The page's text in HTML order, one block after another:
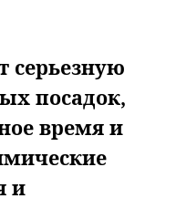
серьезную
посадок,
время и
и